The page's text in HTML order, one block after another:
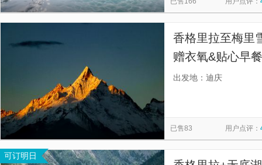
香格里拉至梅里
赠衣氧&贴心早
私家团任选，赠
出发地：迪庆
已售83 用户点评：
可订明日